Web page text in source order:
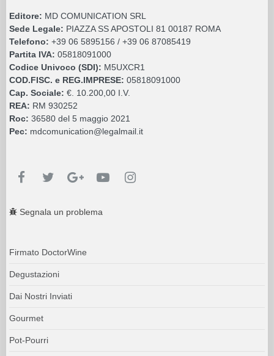
Editore: MD COMUNICATION SRL
Sede Legale: PIAZZA SS APOSTOLI 81 00187 ROMA
Telefono: +39 06 5895156 / +39 06 87085419
Partita IVA: 05818091000
Codice Univoco (SDI): M5UXCR1
COD.FISC. e REG.IMPRESE: 05818091000
Cap. Sociale: €. 10.200,00 I.V.
REA: RM 930252
Roc: 36580 del 5 maggio 2021
Pec: mdcomunication@legalmail.it
Segnala un problema
Firmato DoctorWine
Degustazioni
Dai Nostri Inviati
Gourmet
Pot-Pourri